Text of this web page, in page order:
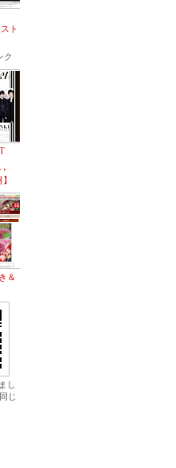
ト
ク
＆
し
じ